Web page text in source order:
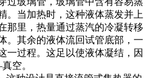
。当加热时，这种液体蒸发并上
那里，热量通过蒸汽的冷凝转移
。其余的液体流回试管底部，一
一过程。这足以使液体凝结，因
空。